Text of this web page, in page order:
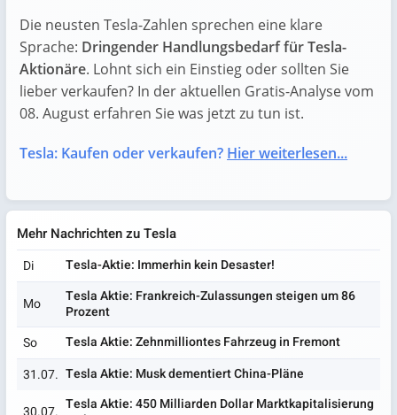
Die neusten Tesla-Zahlen sprechen eine klare
Sprache: Dringender Handlungsbedarf für Tesla-
Aktionäre. Lohnt sich ein Einstieg oder sollten Sie
lieber verkaufen? In der aktuellen Gratis-Analyse vom
08. August erfahren Sie was jetzt zu tun ist.
Tesla: Kaufen oder verkaufen? Hier weiterlesen...
Mehr Nachrichten zu Tesla
Di Tesla-Aktie: Immerhin kein Desaster!
Mo
Tesla Aktie: Frankreich-Zulassungen steigen um 86
Prozent
So
Tesla Aktie: Zehnmilliontes Fahrzeug in Fremont
31.07. Tesla Aktie: Musk dementiert China-Pläne
Tesla Aktie: 450 Milliarden Dollar Marktkapitalisierung